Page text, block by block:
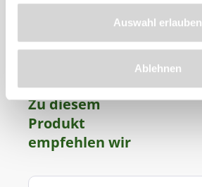
Auswahl erlauben
Ablehnen
Zu diesem
Produkt
empfehlen wir